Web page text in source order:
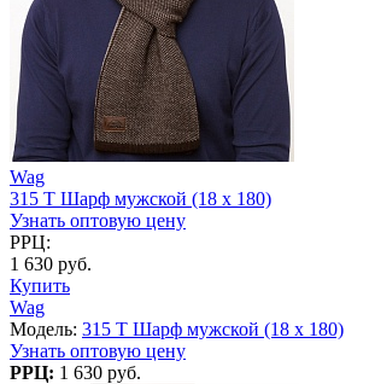
Wag
315 T Шарф мужской (18 x 180)
Узнать оптовую цену
РРЦ:
1 630 руб.
Купить
Wag
Модель: 315 T Шарф мужской (18 x 180)
Узнать оптовую цену
РРЦ: 1 630 руб.